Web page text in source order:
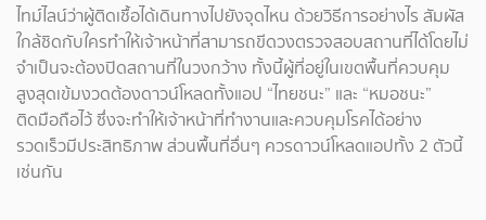
ไทม์ไลน์ว่าผู้ติดเชื้อได้เดินทางไปยังจุดไหน ด้วยวิธีการอย่างไร สัมผัส
ใกล้ชิดกับใครทำให้เจ้าหน้าที่สามารถขีดวงตรวจสอบสถานที่ได้โดยไม่
จำเป็นจะต้องปิดสถานที่ในวงกว้าง ทั้งนี้ผู้ที่อยู่ในเขตพื้นที่ควบคุม
สูงสุดเข้มงวดต้องดาวน์โหลดทั้งแอป “ไทยชนะ” และ “หมอชนะ”
ติดมือถือไว้ ซึ่งจะทำให้เจ้าหน้าที่ทำงานและควบคุมโรคได้อย่าง
รวดเร็วมีประสิทธิภาพ ส่วนพื้นที่อื่นๆ ควรดาวน์โหลดแอปทั้ง 2 ตัวนี้
เช่นกัน